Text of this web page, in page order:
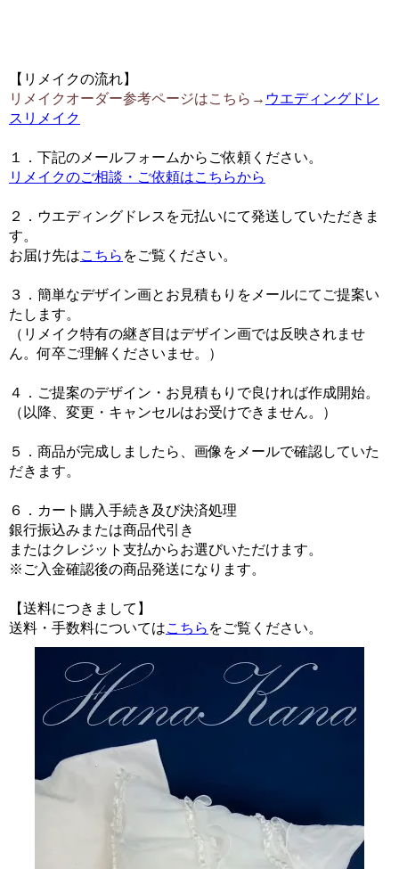
【リメイクの流れ】
リメイクオーダー参考ページはこちら→ ウエディングドレ
スリメイク
１．下記のメールフォームからご依頼ください。
リメイクのご相談・ご依頼はこちらから
２．ウエディングドレスを元払いにて発送していただきま
す。
お届け先はこちら をご覧ください。
３．簡単なデザイン画とお見積もりをメールにてご提案い
たします。
（リメイク特有の継ぎ目はデザイン画では反映されませ
ん。何卒ご理解くださいませ。）
４．ご提案のデザイン・お見積もりで良ければ作成開始。
（以降、変更・キャンセルはお受けできません。）
５．商品が完成しましたら、画像をメールで確認していた
だきます。
６．カート購入手続き及び決済処理
銀行振込みまたは商品代引き
またはクレジット支払からお選びいただけます。
※ご入金確認後の商品発送になります。
【送料につきまして】
送料・手数料についてはこちら をご覧ください。